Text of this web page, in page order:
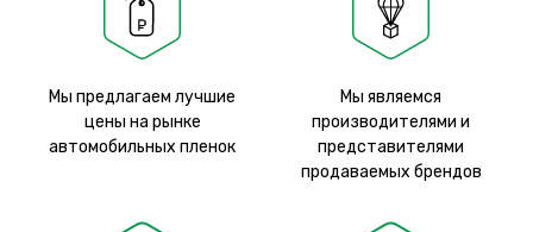
Мы предлагаем лучшие
цены на рынке
автомобильных пленок
Мы являемся
производителями и
представителями
продаваемых брендов